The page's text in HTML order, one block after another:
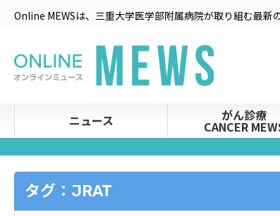
Online MEWSは、三重大学医学部附属病院が取り組む最新
ニュース がん診療
CANCER
タグ：JRAT